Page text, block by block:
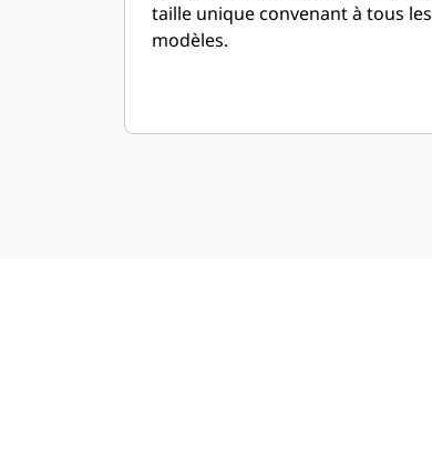
taille unique convenant à tous les
modèles.